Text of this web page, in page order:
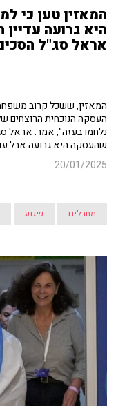
המאזין טען כי
היא גרועה
אראל סג"ל
המאזין, ששכל קרוב
העסקה הנוכחית הרוצחים
נלחמו בעזה", אמר. אראל
שהעסקה היא גרועה אבל
20/01/2025
מחבלים פיגוע